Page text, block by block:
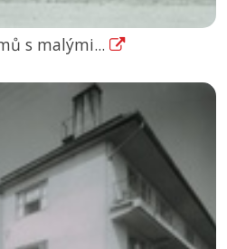
s malými...